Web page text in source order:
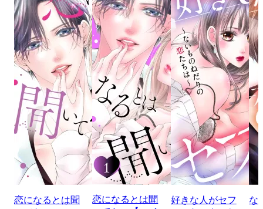
恋になるとは聞
恋になるとは聞
好きな人がセフ
な